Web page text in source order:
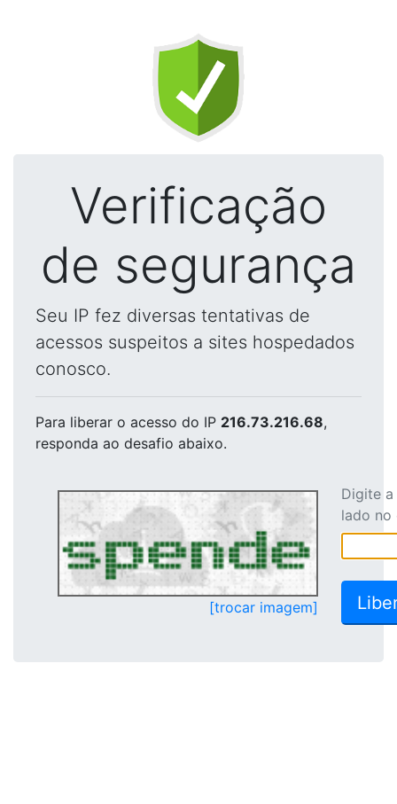
Verificação
de segurança
Seu IP fez diversas tentativas de
acessos suspeitos a sites hospedados
conosco.
Para liberar o acesso do IP 216.73.216.68,
responda ao desafio abaixo.
[trocar imagem]
Digite
lado no